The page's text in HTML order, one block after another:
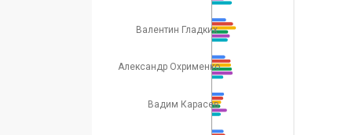
Валентин Гладких
Александр Охрименко
Вадим Карасев